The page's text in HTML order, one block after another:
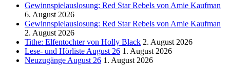
Gewinnspielauslosung: Red Star Rebels von Amie Kaufman
6. August 2026
Gewinnspielauslosung: Red Star Rebels von Amie Kaufman
2. August 2026
Tithe: Elfentochter von Holly Black 2. August 2026
Lese- und Hörliste August 26 1. August 2026
Neuzugänge August 26 1. August 2026